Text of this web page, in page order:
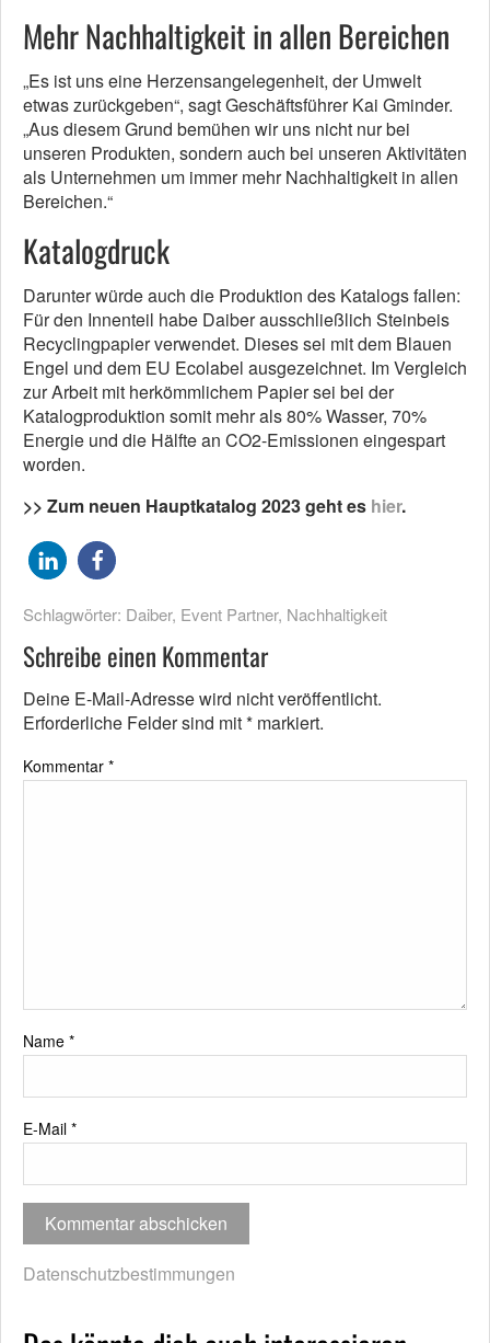
Mehr Nachhaltigkeit in allen Bereichen
„Es ist uns eine Herzensangelegenheit, der Umwelt
etwas zurückgeben“, sagt Geschäftsführer Kai Gminder.
„Aus diesem Grund bemühen wir uns nicht nur bei
unseren Produkten, sondern auch bei unseren Aktivitäten
als Unternehmen um immer mehr Nachhaltigkeit in allen
Bereichen.“
Katalogdruck
Darunter würde auch die Produktion des Katalogs fallen:
Für den Innenteil habe Daiber ausschließlich Steinbeis
Recyclingpapier verwendet. Dieses sei mit dem Blauen
Engel und dem EU Ecolabel ausgezeichnet. Im Vergleich
zur Arbeit mit herkömmlichem Papier sei bei der
Katalogproduktion somit mehr als 80% Wasser, 70%
Energie und die Hälfte an CO2-Emissionen eingespart
worden.
>> Zum neuen Hauptkatalog 2023 geht es hier.
Schlagwörter: Daiber, Event Partner, Nachhaltigkeit
Schreibe einen Kommentar
Deine E-Mail-Adresse wird nicht veröffentlicht.
Erforderliche Felder sind mit* markiert.
Kommentar *
Name *
E-Mail *
Datenschutzbestimmungen